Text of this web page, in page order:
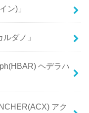
ン)」
ダノ」
ヘデラハ
アク